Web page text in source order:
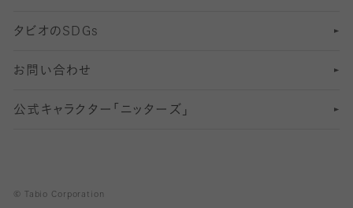
靴ずれ対策
快適な睡眠対策
タビオのSDGs
お問い合わせ
公式キャラクター「ニッターズ」
© Tabio Corporation